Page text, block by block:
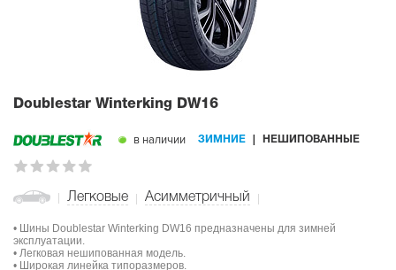
Doublestar Winterking DW16
в наличии ЗИМНИЕ НЕШИПОВАННЫЕ
Легковые Асимметричный
• Шины Doublestar Winterking DW16 предназначены для зимней
эксплуатации.
• Легковая нешипованная модель.
• Широкая линейка типоразмеров.